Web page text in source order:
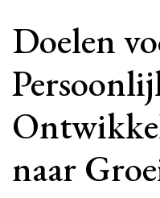
Doelen
naar